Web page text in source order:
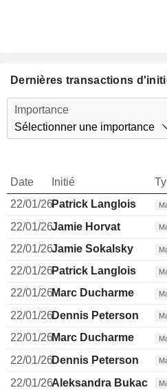
Dernières transactions
Importance
Sélectionner une importance
Date Initié
22/01/26Patrick Langlois
22/01/26Jamie Horvat
22/01/26Jamie Sokalsky
22/01/26Patrick Langlois
22/01/26Marc Ducharme
22/01/26Dennis Peterson
22/01/26Marc Ducharme
22/01/26Dennis Peterson
22/01/26Aleksandra